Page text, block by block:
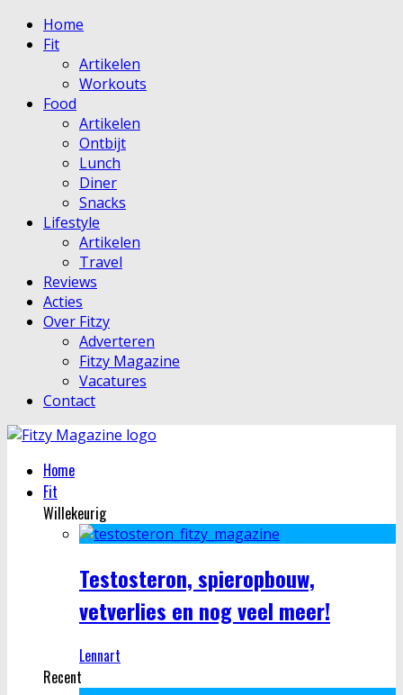
Home
Fit
Artikelen
Workouts
Food
Artikelen
Ontbijt
Lunch
Diner
Snacks
Lifestyle
Artikelen
Travel
Reviews
Acties
Over Fitzy
Adverteren
Fitzy Magazine
Vacatures
Contact
Home
Fit
Willekeurig
Testosteron, spieropbouw,
vetverlies en nog veel meer!
Lennart
Recent